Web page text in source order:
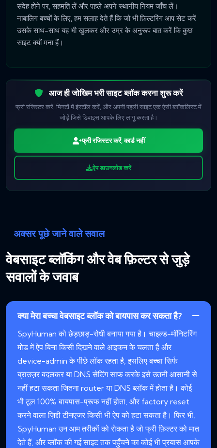
संदेह होने पर, सहमति लें और पहले अपने स्थानीय नियम जाँच लें।
नाबालिग बच्चों के लिए, हम सलाह देते हैं कि जो भी फ़िल्टरिंग आप सेट करें
उसके साथ-साथ यह भी खुलकर और उम्र के अनुरूप बात करें कि कुछ
साइट क्यों मना हैं।
आज ही जोखिम भरी साइट ब्लॉक करना शुरू करें
फ्री रजिस्टर करें, मिनटों में इंस्टॉल करें, और अपनी पहली साइट एक ऐसी ब्लॉकलिस्ट में
जोड़ें जिसे डिवाइस आपके लिए लागू करता है।
फ्री रजिस्टर करें, कार्ड नहीं
ऐप डाउनलोड करें
अक्सर पूछे जाने वाले सवाल
वेबसाइट ब्लॉकिंग और वेब फ़िल्टर से जुड़े
सवालों के जवाब
क्या मेरा बच्चा वेबसाइट ब्लॉक को बायपास कर सकता है?
SpyHuman को छेड़छाड़-रोधी बनाया गया है। चाइल्ड-मॉनिटरिंग
मोड में ऐप बिना किसी दिखने वाले आइकन के चलता है और
device-admin के पीछे लॉक रहता है, इसलिए बच्चा सिर्फ
ब्राउज़र बदलकर या DNS सेटिंग साफ करके इसे उतनी आसानी से
नहीं हटा सकता जितना router या DNS ब्लॉक में होता है। कोई
भी टूल 100% बायपास-प्रूफ नहीं होता, और factory reset
करने वाला ज़िद्दी टीनएजर किसी भी ऐप को हटा सकता है। फिर भी,
SpyHuman उन आम तरीकों को रोकता है जो फ्री फ़िल्टर को मात
देते हैं, और ब्लॉक की गई साइट तक पहुँचने का कोई भी प्रयास आपके